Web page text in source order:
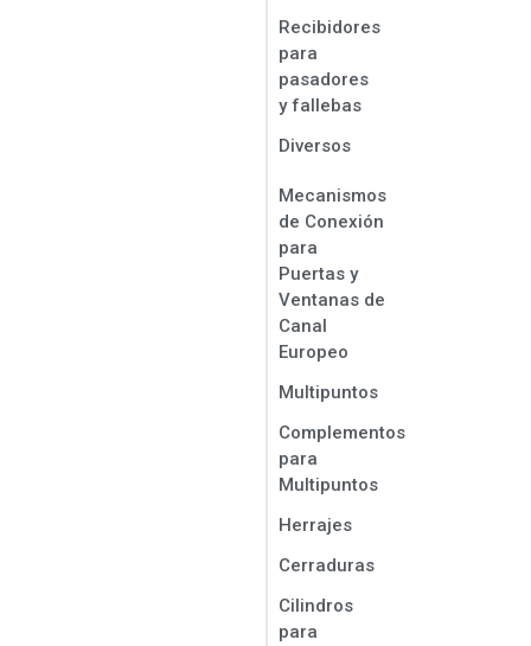
Recibidores
para
pasadores
y fallebas
Diversos
Mecanismos
de Conexión
para
Puertas y
Ventanas de
Canal
Europeo
Multipuntos
Complementos
para
Multipuntos
Herrajes
Cerraduras
Cilindros
para